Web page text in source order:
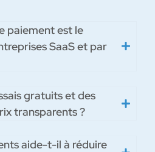
paiement est le
SaaS et par
gratuits et des
transparents ?
aide-t-il à réduire